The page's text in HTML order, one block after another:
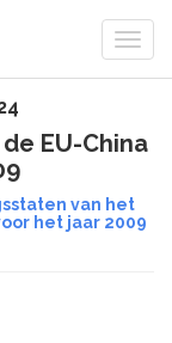
EU-China
van het
het jaar 2009